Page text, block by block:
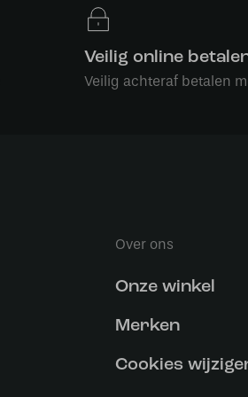
Veilig online
Veilig achteraf betalen
Over ons
Onze winkel
Merken
Cookies